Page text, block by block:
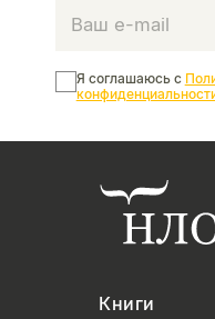
Я соглашаюсь с
Книги